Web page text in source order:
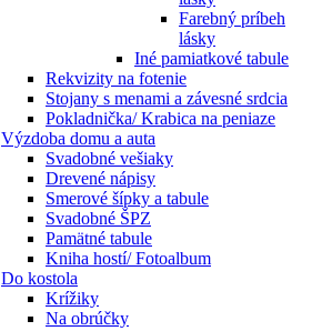
Farebný príbeh
lásky
Iné pamiatkové tabule
Rekvizity na fotenie
Stojany s menami a závesné srdcia
Pokladnička/ Krabica na peniaze
Výzdoba domu a auta
Svadobné vešiaky
Drevené nápisy
Smerové šípky a tabule
Svadobné ŠPZ
Pamätné tabule
Kniha hostí/ Fotoalbum
Do kostola
Krížiky
Na obrúčky